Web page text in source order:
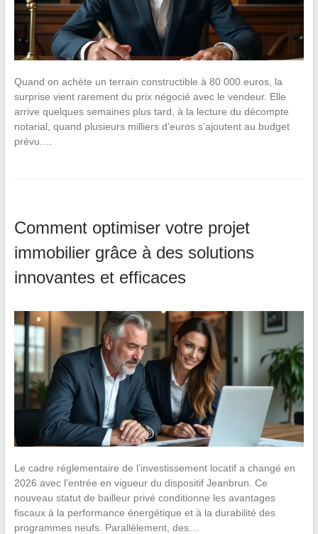
Quand on achète un terrain constructible à 80 000 euros, la
surprise vient rarement du prix négocié avec le vendeur. Elle
arrive quelques semaines plus tard, à la lecture du décompte
notarial, quand plusieurs milliers d’euros s’ajoutent au budget
prévu.…
Comment optimiser votre projet
immobilier grâce à des solutions
innovantes et efficaces
Le cadre réglementaire de l’investissement locatif a changé en
2026 avec l’entrée en vigueur du dispositif Jeanbrun. Ce
nouveau statut de bailleur privé conditionne les avantages
fiscaux à la performance énergétique et à la durabilité des
programmes neufs. Parallèlement, des…